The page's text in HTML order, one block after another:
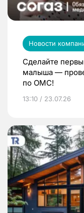
Новости
Сделайте
малыша —
по ОМС!
13:10 / 23.07.26